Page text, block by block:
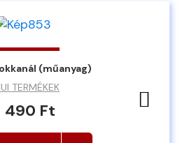
(műanyag)
TERMÉKEK
490 Ft